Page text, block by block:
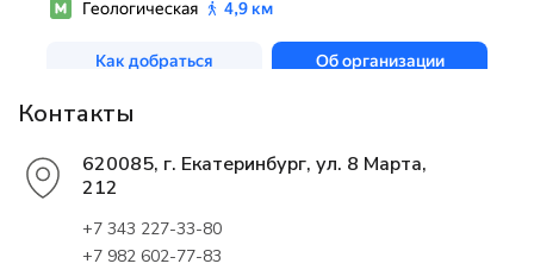
Контакты
620085, г. Екатеринбург, ул. 8 Марта,
212
+7 343 227-33-80
+7 982 602-77-83